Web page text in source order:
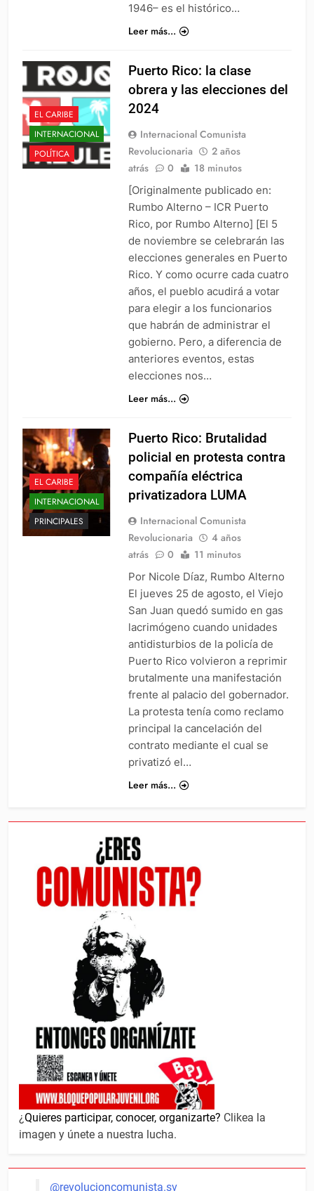
1946– es el histórico…
Leer más...
EL CARIBE
INTERNACIONAL
POLÍTICA
Puerto Rico: la clase
obrera y las elecciones del
2024
Internacional Comunista
Revolucionaria
2 años
atrás
0 18 minutos
[Originalmente publicado en:
Rumbo Alterno – ICR Puerto
Rico, por Rumbo Alterno] [El 5
de noviembre se celebrarán las
elecciones generales en Puerto
Rico. Y como ocurre cada cuatro
años, el pueblo acudirá a votar
para elegir a los funcionarios
que habrán de administrar el
gobierno. Pero, a diferencia de
anteriores eventos, estas
elecciones nos…
Leer más...
EL CARIBE
INTERNACIONAL
PRINCIPALES
Puerto Rico: Brutalidad
policial en protesta contra
compañía eléctrica
privatizadora LUMA
Internacional Comunista
Revolucionaria
4 años
atrás
0 11 minutos
Por Nicole Díaz, Rumbo Alterno
El jueves 25 de agosto, el Viejo
San Juan quedó sumido en gas
lacrimógeno cuando unidades
antidisturbios de la policía de
Puerto Rico volvieron a reprimir
brutalmente una manifestación
frente al palacio del gobernador.
La protesta tenía como reclamo
principal la cancelación del
contrato mediante el cual se
privatizó el…
Leer más...
¿Quieres participar, conocer, organizarte? Clikea la
imagen y únete a nuestra lucha.
@revolucioncomunista.sv